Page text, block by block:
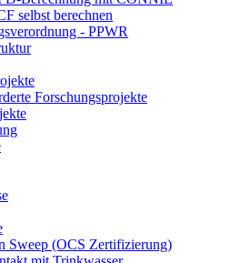
selbst berechnen
- PPWR
Forschungsprojekte
Sweep (OCS Zertifizierung)